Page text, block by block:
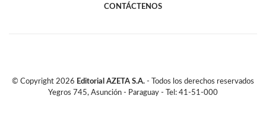
CONTÁCTENOS
© Copyright 2026 Editorial AZETA S.A. - Todos los derechos reservados
Yegros 745, Asunción - Paraguay - Tel: 41-51-000